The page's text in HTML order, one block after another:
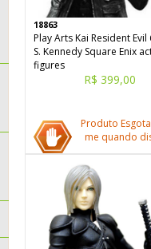
18863
Play Arts Kai Resident Evil
S. Kennedy Square Enix
figures
R$ 399,00
Produto
me quando